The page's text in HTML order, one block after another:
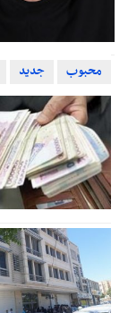
محبوب جدید